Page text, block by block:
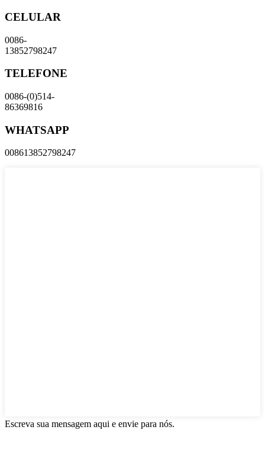
CELULAR
0086-
13852798247
TELEFONE
0086-(0)514-
86369816
WHATSAPP
008613852798247
Escreva sua mensagem aqui e envie para nós.